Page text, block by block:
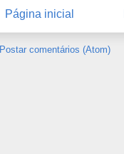
Página inicial
Postar comentários (Atom)